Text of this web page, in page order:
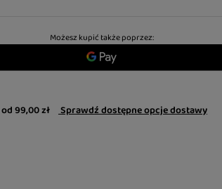
Możesz kupić także poprzez:
od99,00 zł Sprawdź dostępne opcje dostawy